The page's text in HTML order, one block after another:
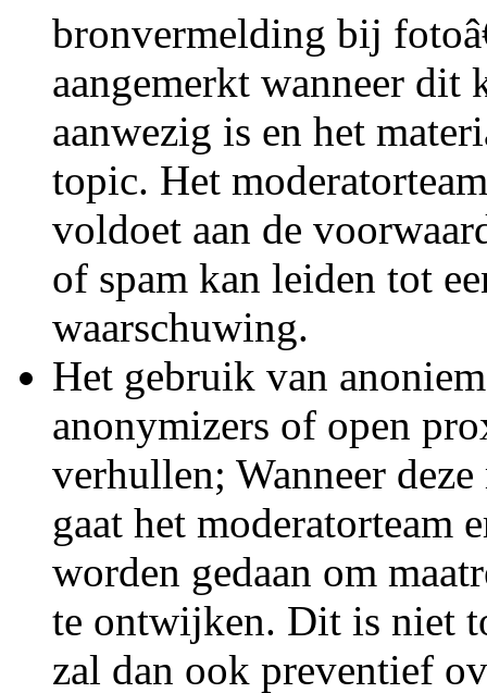
bronvermelding bij
aangemerkt wanneer dit
aanwezig is en het
topic. Het
voldoet aan de
of spam kan leiden tot
waarschuwing.
Het gebruik van
anonymizers of open
verhullen; Wanneer
gaat het moderatorteam
worden gedaan om
te ontwijken. Dit is niet
zal dan ook preventief